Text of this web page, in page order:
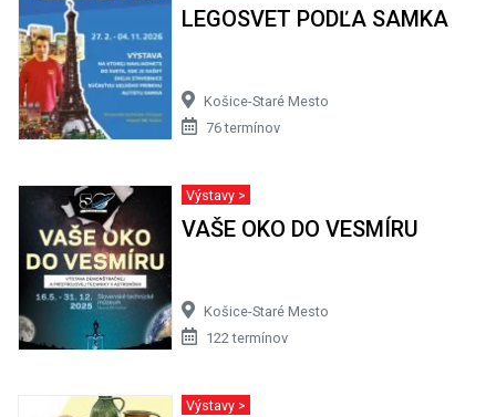
LEGOSVET PODĽA SAMKA
Košice-Staré Mesto
76 termínov
Výstavy >
VAŠE OKO DO VESMÍRU
Košice-Staré Mesto
122 termínov
Výstavy >